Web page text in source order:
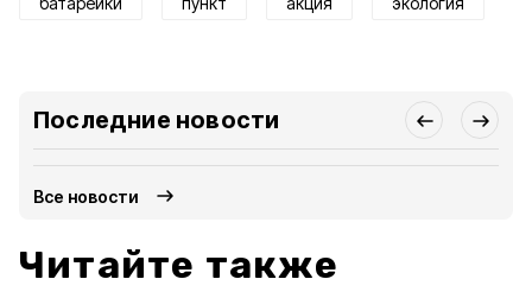
Последние новости
Все новости
Читайте также